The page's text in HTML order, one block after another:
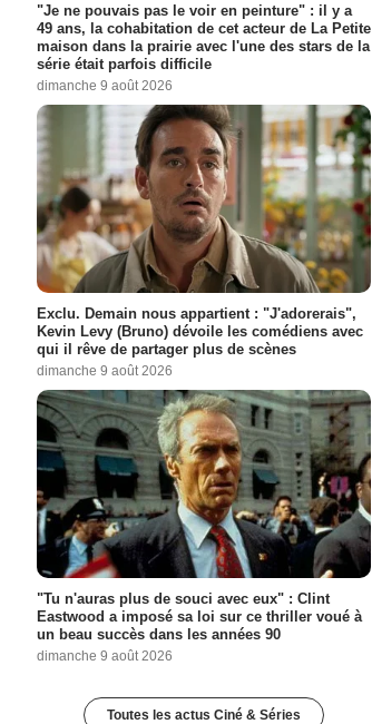
"Je ne pouvais pas le voir en peinture" : il y a
49 ans, la cohabitation de cet acteur de La Petite
maison dans la prairie avec l'une des stars de la
série était parfois difficile
dimanche 9 août 2026
Exclu. Demain nous appartient : "J'adorerais",
Kevin Levy (Bruno) dévoile les comédiens avec
qui il rêve de partager plus de scènes
dimanche 9 août 2026
"Tu n'auras plus de souci avec eux" : Clint
Eastwood a imposé sa loi sur ce thriller voué à
un beau succès dans les années 90
dimanche 9 août 2026
Toutes les actus Ciné & Séries